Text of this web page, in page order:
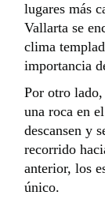
lugares más
Vallarta se
clima
importancia
Por otro
una roca en
descansen y
recorrido
anterior, los
único.